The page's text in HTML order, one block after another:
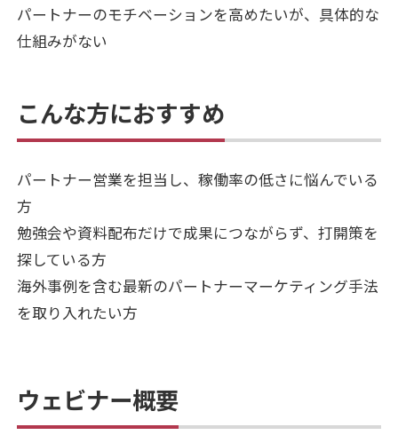
パートナーのモチベーションを高めたいが、具体的な
仕組みがない
こんな方におすすめ
パートナー営業を担当し、稼働率の低さに悩んでいる
方
勉強会や資料配布だけで成果につながらず、打開策を
探している方
海外事例を含む最新のパートナーマーケティング手法
を取り入れたい方
ウェビナー概要